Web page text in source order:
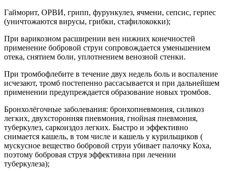
Гайморит, ОРВИ, грипп, фурункулез, ячмени, сепсис, герпес
(уничтожаются вирусы, грибки, стафилококки);
При варикозном расширении вен нижних конечностей
применение бобровой струи сопровождается уменьшением
отека, снятием боли, уплотнением венозной стенки.
При тромбофлебите в течение двух недель боль и воспаление
исчезают, тромб постепенно рассасывается и при дальнейшем
применении предупреждается образование новых тромбов.
Бронхолёгочные заболевания: бронхопневмония, силикоз
легких, двухсторонняя пневмония, гнойная пневмония,
туберкулез, саркоиздоз легких. Быстро и эффективно
снимается кашель, в том числе и кашель у курильщиков (
мускусное вещество бобровой струи убивает палочку Коха,
поэтому бобровая струя эффективна при лечении
туберкулеза);